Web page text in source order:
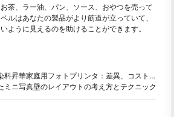
茶、ラー油、パン、ソース、おやつを売って
ルはあなたの製品がより筋道が立っていて、
ように見えるのを助けることができます。
昇華家庭用フォトプリンタ：差異、コスト、提案
ミニ写真壁のレイアウトの考え方とテクニック